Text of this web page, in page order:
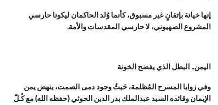
إنها خيانة بإتقانٍ غير مسبوق، كأنما وُلد الحاكمان ليكونا حارسي
المشروع الصهيوني، لا حارسي المقدسات والأمة.
اليمن.. البطل الذي يفضح الخونة
وفي زوايا المسرح المُظلمة، حَيثُ وجود دمى الصمت، ينهض يمن
الإيمان وقائده السيد عبدالملك بدر الدين الحوثي (حفظه الله) مع كُـلّ